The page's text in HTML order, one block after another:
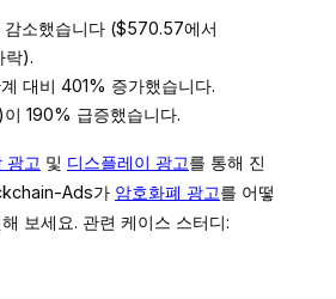
소했습니다 ($570.57에서
락).
대비 401% 증가했습니다.
190% 급증했습니다.
광고 및 디스플레이 광고를 통해 진
Ads가 암호화폐 광고를 어떻
보세요. 관련 케이스 스터디: